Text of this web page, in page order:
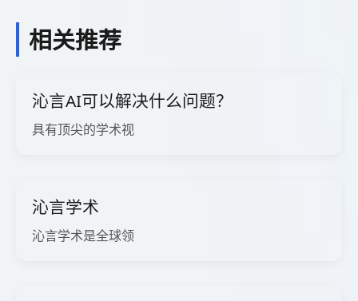
相关推荐
沁言AI可以解决什么问题？
具有顶尖的学术视
沁言学术
沁言学术是全球领